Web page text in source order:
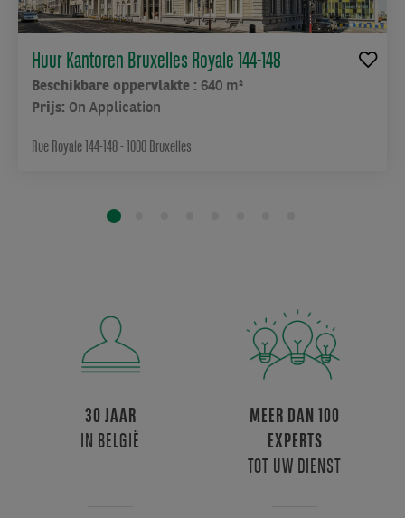
Huur Kantoren Bruxelles Royale 144-148
Beschikbare oppervlakte : 640 m²
Prijs: On Application
Rue Royale 144-148 - 1000 Bruxelles
30 JAAR
IN BELGIË
MEER DAN 100
EXPERTS
TOT UW DIENST